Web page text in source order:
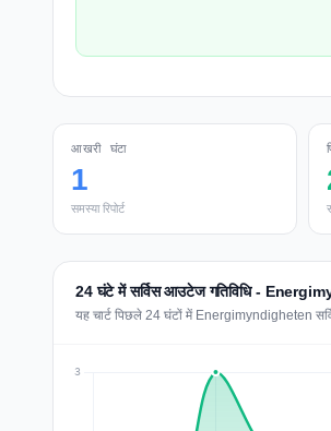
आखरी घंटा
1
समस्या रिपोर्ट
24 घंटे में सर्विस आउटेज गतिविधि -
यह चार्ट पिछले 24 घंटों में Energimyndigheten